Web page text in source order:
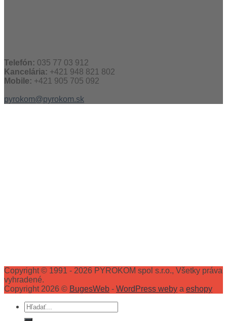
Telefón: 035 77 03 912
Kancelária: +421 948 821 802
Mobile: +421 905 705 092
pyrokom@pyrokom.sk
Copyright © 1991 - 2026 PYROKOM spol s.r.o., Všetky práva
vyhradené.
Copyright 2026 © BugesWeb - WordPress weby a eshopy
Hľadať: